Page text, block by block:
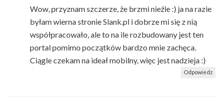
Wow, przyznam szczerze, że brzmi nieźle :) ja na razie
byłam wierna stronie Slank.pl i dobrze mi się z nią
współpracowało, ale to na ile rozbudowany jest ten
portal pomimo początków bardzo mnie zachęca.
Ciągle czekam na ideał mobilny, więc jest nadzieja :)
Odpowiedz